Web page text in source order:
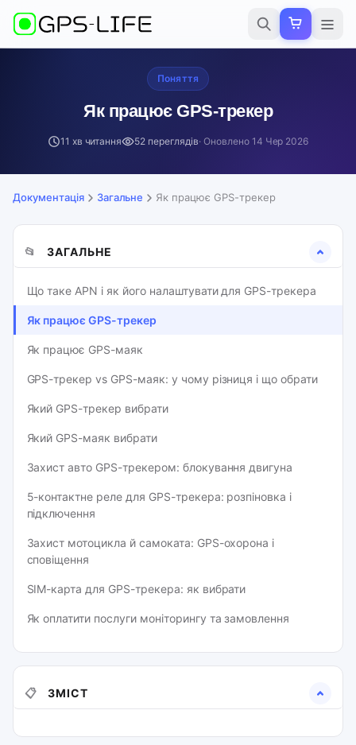
Поняття
Як працює GPS-трекер
11 хв читання 52 переглядів· Оновлено 14 Чер 2026
Документація Загальне Як працює GPS-трекер
📂 ЗАГАЛЬНЕ
Що таке APN і як його налаштувати для GPS-трекера
Як працює GPS-трекер
Як працює GPS-маяк
GPS-трекер vs GPS-маяк: у чому різниця і що обрати
Який GPS-трекер вибрати
Який GPS-маяк вибрати
Захист авто GPS-трекером: блокування двигуна
5-контактне реле для GPS-трекера: розпіновка і
підключення
Захист мотоцикла й самоката: GPS-охорона і
сповіщення
SIM-карта для GPS-трекера: як вибрати
Як оплатити послуги моніторингу та замовлення
📋 ЗМІСТ